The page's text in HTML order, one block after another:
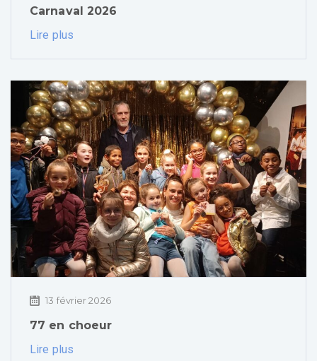
Carnaval 2026
Lire plus
13 février 2026
77 en choeur
Lire plus